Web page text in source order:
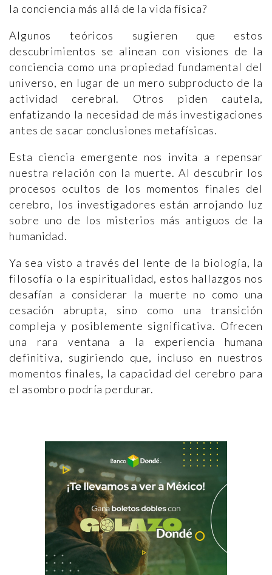
la conciencia más allá de la vida física?
Algunos teóricos sugieren que estos
descubrimientos se alinean con visiones de la
conciencia como una propiedad fundamental del
universo, en lugar de un mero subproducto de la
actividad cerebral. Otros piden cautela,
enfatizando la necesidad de más investigaciones
antes de sacar conclusiones metafísicas.
Esta ciencia emergente nos invita a repensar
nuestra relación con la muerte. Al descubrir los
procesos ocultos de los momentos finales del
cerebro, los investigadores están arrojando luz
sobre uno de los misterios más antiguos de la
humanidad.
Ya sea visto a través del lente de la biología, la
filosofía o la espiritualidad, estos hallazgos nos
desafían a considerar la muerte no como una
cesación abrupta, sino como una transición
compleja y posiblemente significativa. Ofrecen
una rara ventana a la experiencia humana
definitiva, sugiriendo que, incluso en nuestros
momentos finales, la capacidad del cerebro para
el asombro podría perdurar.